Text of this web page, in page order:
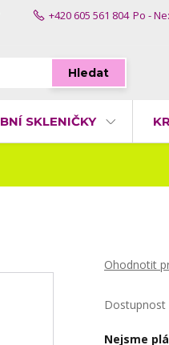
Hledat
+420 605 561 804 Po -
SKLENIČKY
Ohodnotit
Dostupnost
Nejsme